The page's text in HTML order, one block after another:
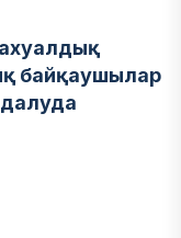
ахуалдық
байқаушылар